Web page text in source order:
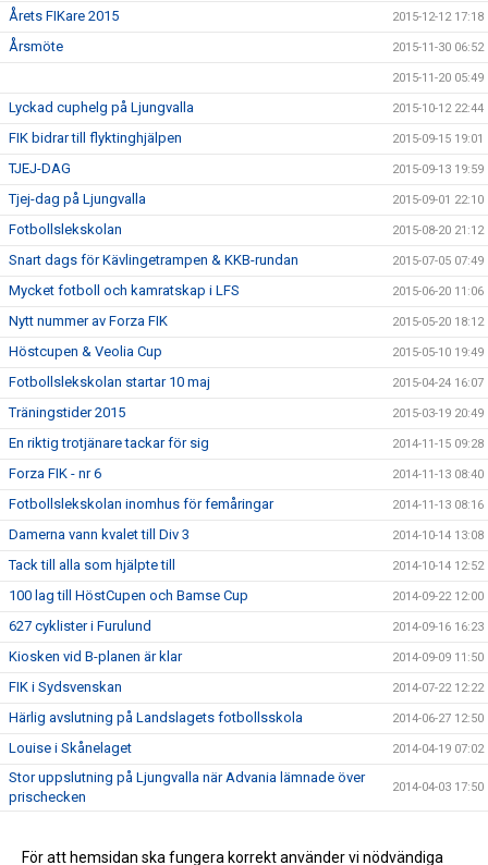
Årets FIKare 2015 2015-12-12 17:18
Årsmöte 2015-11-30 06:52
2015-11-20 05:49
Lyckad cuphelg på Ljungvalla 2015-10-12 22:44
FIK bidrar till flyktinghjälpen 2015-09-15 19:01
TJEJ-DAG 2015-09-13 19:59
Tjej-dag på Ljungvalla 2015-09-01 22:10
Fotbollslekskolan 2015-08-20 21:12
Snart dags för Kävlingetrampen & KKB-rundan 2015-07-05 07:49
Mycket fotboll och kamratskap i LFS 2015-06-20 11:06
Nytt nummer av Forza FIK 2015-05-20 18:12
Höstcupen & Veolia Cup 2015-05-10 19:49
Fotbollslekskolan startar 10 maj 2015-04-24 16:07
Träningstider 2015 2015-03-19 20:49
En riktig trotjänare tackar för sig 2014-11-15 09:28
Forza FIK - nr 6 2014-11-13 08:40
Fotbollslekskolan inomhus för femåringar 2014-11-13 08:16
Damerna vann kvalet till Div 3 2014-10-14 13:08
Tack till alla som hjälpte till 2014-10-14 12:52
100 lag till HöstCupen och Bamse Cup 2014-09-22 12:00
627 cyklister i Furulund 2014-09-16 16:23
Kiosken vid B-planen är klar 2014-09-09 11:50
FIK i Sydsvenskan 2014-07-22 12:22
Härlig avslutning på Landslagets fotbollsskola 2014-06-27 12:50
Louise i Skånelaget 2014-04-19 07:02
Stor uppslutning på Ljungvalla när Advania lämnade över
prischecken
2014-04-03 17:50
Makalös slutspurt gav FIK förstaplatsen i Advanias tävling 2014-03-03 20:30
För att hemsidan ska fungera korrekt använder vi nödvändiga